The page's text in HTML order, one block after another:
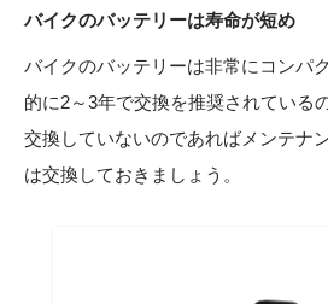
バイクのバッテリーは寿命が短め
バイクのバッテリーは非常にコンパ
的に2～3年で交換を推奨されている
交換していないのであればメンテナ
は交換しておきましょう。